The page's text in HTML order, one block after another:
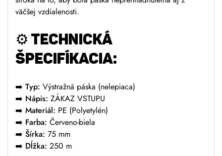
väčšej vzdialenosti.
⚙️ TECHNICKÁ
ŠPECIFÍKACIA:
➡️ Typ: Výstražná páska (nelepiaca)
➡️ Nápis: ZÁKAZ VSTUPU
➡️ Materiál: PE (Polyetylén)
➡️ Farba: Červeno-biela
➡️ Šírka: 75 mm
➡️ Dĺžka: 250 m